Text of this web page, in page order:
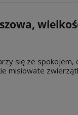
kosztów
się ze spokojem,
misiowate